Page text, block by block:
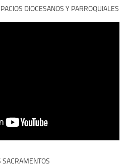
DIOCESANOS Y PARROQUIALES
SACRAMENTOS